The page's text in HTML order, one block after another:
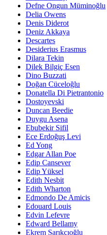
Defne Ongun Müminoğlu
Delia Owens
Denis Diderot
Deniz Akkaya
Descartes
Desiderius Erasmus
Dilara Tekin
Dilek Bilgiç Esen
Dino Buzzati
Doğan Cüceloğlu
Donatella Di Pietrantonio
Dostoyevski
Duncan Beedie
Duygu Asena
Ebubekir Sifil
Ece Erdoğuş Levi
Ed Yong
Edgar Allan Poe
Edip Cansever
Edip Yüksel
Edith Nesbit
Edith Wharton
Edmondo De Amicis
Edouard Louis
Edvin Lefevre
Edward Bellamy
Ekrem Sarıkçıoğlu